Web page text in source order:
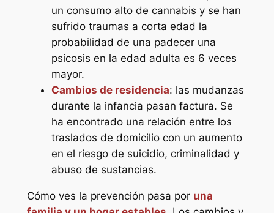
un consumo alto de cannabis y se han
sufrido traumas a corta edad la
probabilidad de una padecer una
psicosis en la edad adulta es 6 veces
mayor.
Cambios de residencia: las mudanzas
durante la infancia pasan factura. Se
ha encontrado una relación entre los
traslados de domicilio con un aumento
en el riesgo de suicidio, criminalidad y
abuso de sustancias.
Cómo ves la prevención pasa por una